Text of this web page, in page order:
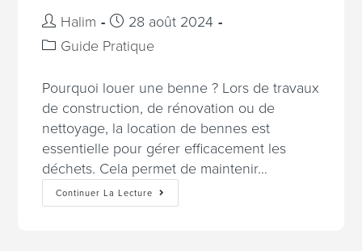
Halim
28 août 2024
Guide Pratique
Pourquoi louer une benne ? Lors de travaux
de construction, de rénovation ou de
nettoyage, la location de bennes est
essentielle pour gérer efficacement les
déchets. Cela permet de maintenir…
Continuer La Lecture